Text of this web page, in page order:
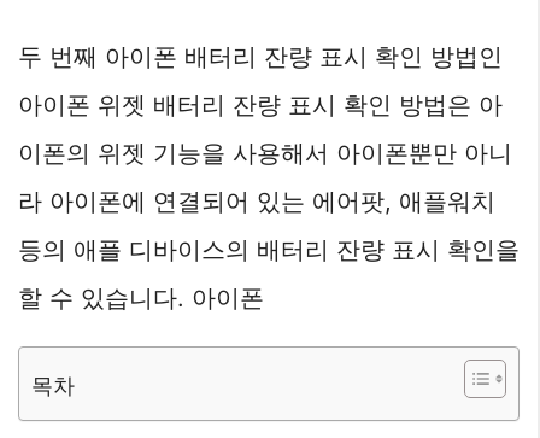
두 번째 아이폰 배터리 잔량 표시 확인 방법인
아이폰 위젯 배터리 잔량 표시 확인 방법은 아
이폰의 위젯 기능을 사용해서 아이폰뿐만 아니
라 아이폰에 연결되어 있는 에어팟, 애플워치
등의 애플 디바이스의 배터리 잔량 표시 확인을
할 수 있습니다. 아이폰
목차